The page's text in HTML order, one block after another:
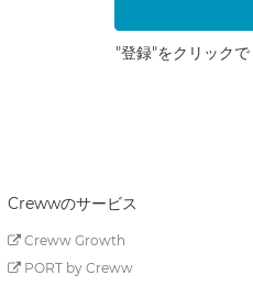
"登録"をクリックで
Crewwのサービス
Creww Growth
PORT by Creww